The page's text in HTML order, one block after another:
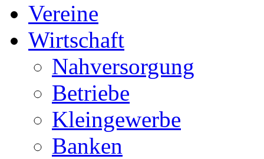
Vereine
Wirtschaft
Nahversorgung
Betriebe
Kleingewerbe
Banken